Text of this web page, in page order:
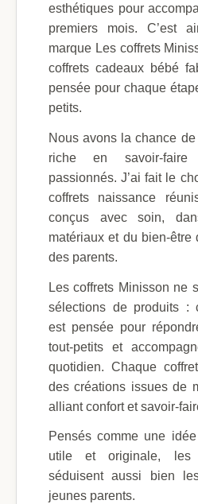
esthétiques pour
premiers mois. C’est
marque Les coffrets
coffrets cadeaux bébé
pensée pour chaque
petits.
Nous avons la chance
riche en savoir-
passionnés. J’ai fait le
coffrets naissance
conçus avec soin,
matériaux et du bien-être
des parents.
Les coffrets Minisson ne
sélections de produits :
est pensée pour
tout-petits et
quotidien. Chaque
des créations issues de
alliant confort et savoir-
Pensés comme une
utile et originale, les
séduisent aussi bien
jeunes parents.